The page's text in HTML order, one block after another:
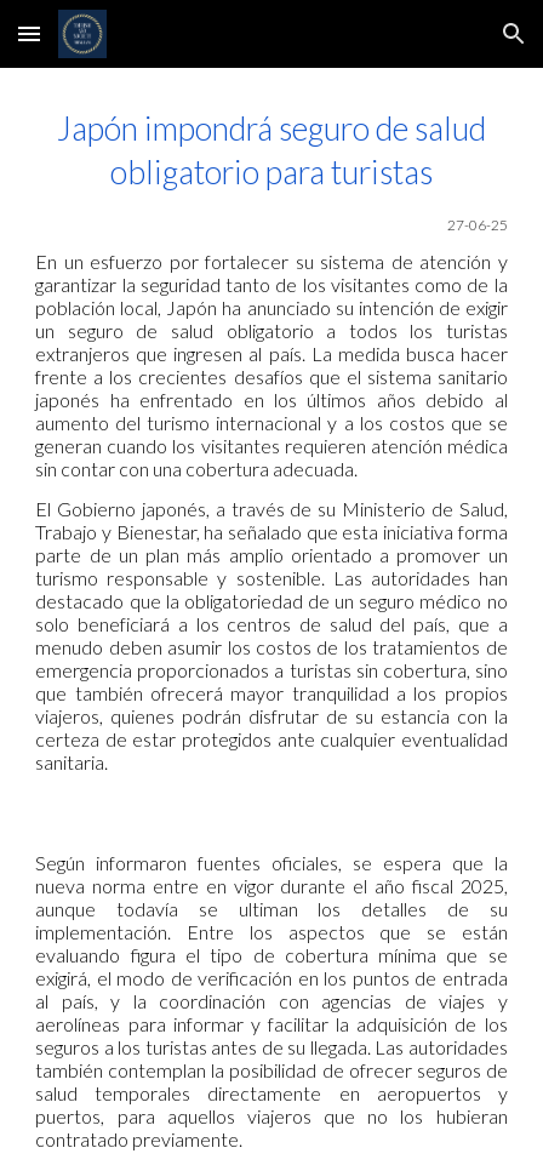
Skip to main content Skip to navigation
Japón impondrá seguro de salud
obligatorio para turistas
27-06-25
En un esfuerzo por fortalecer su sistema de atención y
garantizar la seguridad tanto de los visitantes como de la
población local, Japón ha anunciado su intención de exigir
un seguro de salud obligatorio a todos los turistas
extranjeros que ingresen al país. La medida busca hacer
frente a los crecientes desafíos que el sistema sanitario
japonés ha enfrentado en los últimos años debido al
aumento del turismo internacional y a los costos que se
generan cuando los visitantes requieren atención médica
sin contar con una cobertura adecuada.
El Gobierno japonés, a través de su Ministerio de Salud,
Trabajo y Bienestar, ha señalado que esta iniciativa forma
parte de un plan más amplio orientado a promover un
turismo responsable y sostenible. Las autoridades han
destacado que la obligatoriedad de un seguro médico no
solo beneficiará a los centros de salud del país, que a
menudo deben asumir los costos de los tratamientos de
emergencia proporcionados a turistas sin cobertura, sino
que también ofrecerá mayor tranquilidad a los propios
viajeros, quienes podrán disfrutar de su estancia con la
certeza de estar protegidos ante cualquier eventualidad
sanitaria.
Según informaron fuentes oficiales, se espera que la
nueva norma entre en vigor durante el año fiscal 2025,
aunque todavía se ultiman los detalles de su
implementación. Entre los aspectos que se están
evaluando figura el tipo de cobertura mínima que se
exigirá, el modo de verificación en los puntos de entrada
al país, y la coordinación con agencias de viajes y
aerolíneas para informar y facilitar la adquisición de los
seguros a los turistas antes de su llegada. Las autoridades
también contemplan la posibilidad de ofrecer seguros de
salud temporales directamente en aeropuertos y
puertos, para aquellos viajeros que no los hubieran
contratado previamente.